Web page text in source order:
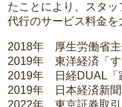
たことにより、スタ
代行のサービス料金を
2018年 厚生労働省主
2019年 東洋経済「す
2019年 日経DUAL「
2019年 日本経済新聞